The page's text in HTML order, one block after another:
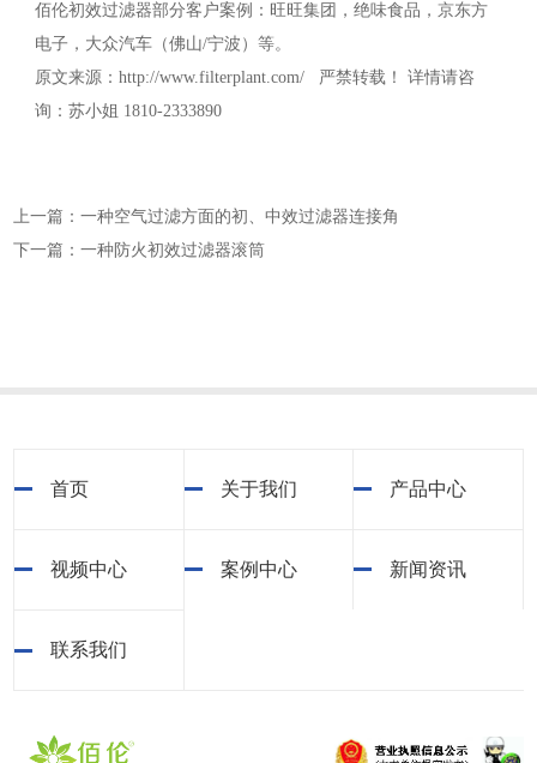
佰伦初效过滤器部分客户案例：旺旺集团，绝味食品，京东方
电子，大众汽车（佛山/宁波）等。
原文来源：http://www.filterplant.com/ 严禁转载！ 详情请咨
询：苏小姐 1810-2333890
上一篇：一种空气过滤方面的初、中效过滤器连接角
下一篇：一种防火初效过滤器滚筒
首页 关于我们 产品中心
视频中心 案例中心 新闻资讯
联系我们